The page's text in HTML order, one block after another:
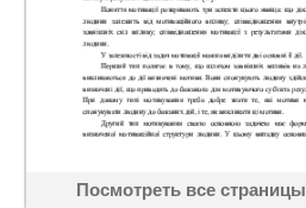
Посмотреть все страницы